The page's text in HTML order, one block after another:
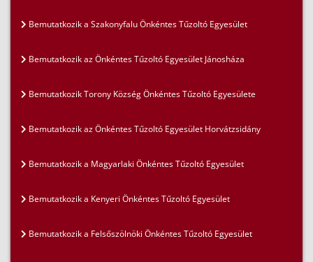
Bemutatkozik a Szakonyfalu Önkéntes Tűzoltó Egyesület
Bemutatkozik az Önkéntes Tűzoltó Egyesület Jánosháza
Bemutatkozik Torony Község Önkéntes Tűzoltó Egyesülete
Bemutatkozik az Önkéntes Tűzoltó Egyesület Horvátzsidány
Bemutatkozik a Magyarlaki Önkéntes Tűzoltó Egyesület
Bemutatkozik a Kenyeri Önkéntes Tűzoltó Egyesület
Bemutatkozik a Felsőszölnöki Önkéntes Tűzoltó Egyesület